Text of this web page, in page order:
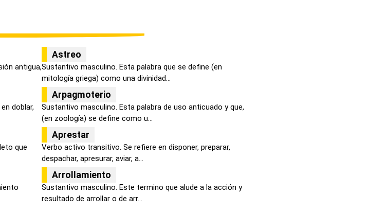
antigua,
Astreo
Sustantivo masculino. Esta palabra que se define (en
mitología griega) como una divinidad...
doblar,
Arpagmoterio
Sustantivo masculino. Esta palabra de uso anticuado y que,
(en zoología) se define como u...
que
Aprestar
Verbo activo transitivo. Se refiere en disponer, preparar,
despachar, apresurar, aviar, a...
Arrollamiento
Sustantivo masculino. Este termino que alude a la acción y
resultado de arrollar o de arr...